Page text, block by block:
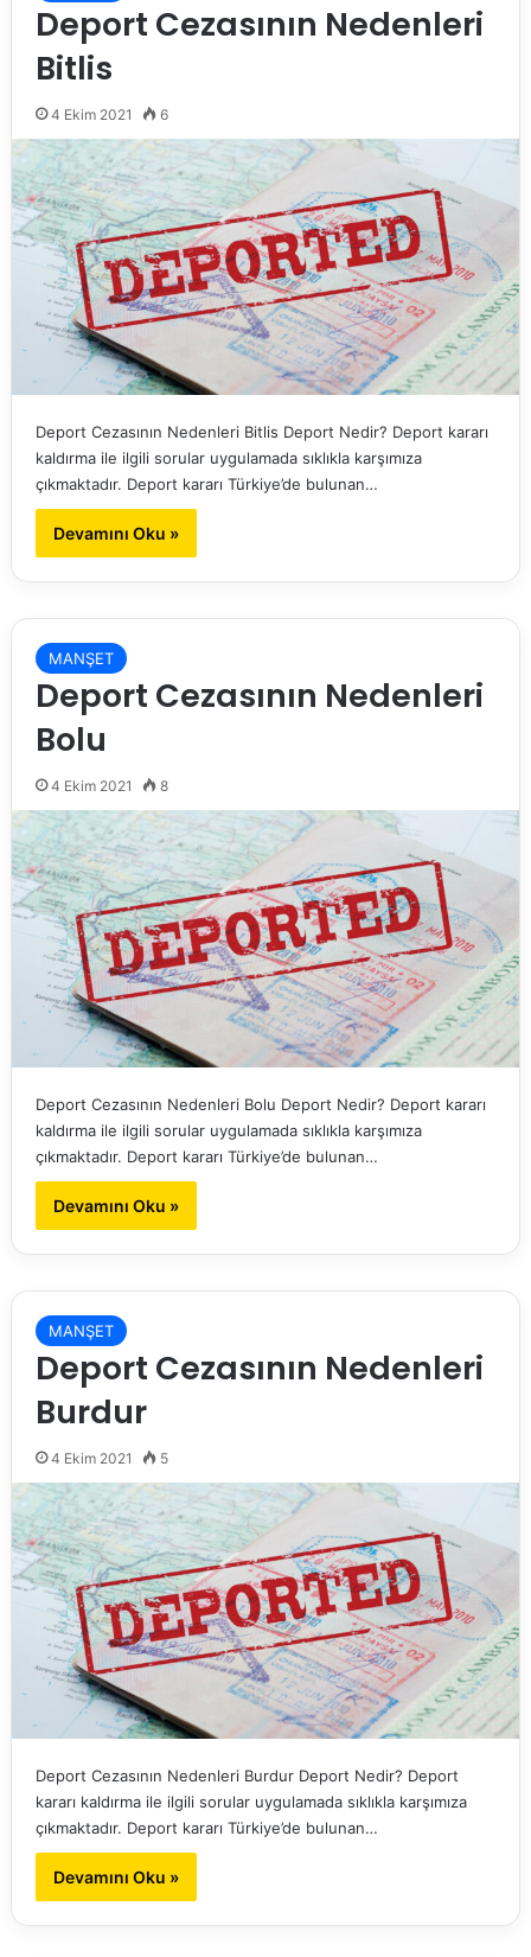
Deport Cezasının Nedenleri
Bitlis
4 Ekim 2021 6
Deport Cezasının Nedenleri Bitlis Deport Nedir? Deport kararı
kaldırma ile ilgili sorular uygulamada sıklıkla karşımıza
çıkmaktadır. Deport kararı Türkiye’de bulunan…
Devamını Oku »
MANŞET
Deport Cezasının Nedenleri
Bolu
4 Ekim 2021 8
Deport Cezasının Nedenleri Bolu Deport Nedir? Deport kararı
kaldırma ile ilgili sorular uygulamada sıklıkla karşımıza
çıkmaktadır. Deport kararı Türkiye’de bulunan…
Devamını Oku »
MANŞET
Deport Cezasının Nedenleri
Burdur
4 Ekim 2021 5
Deport Cezasının Nedenleri Burdur Deport Nedir? Deport
kararı kaldırma ile ilgili sorular uygulamada sıklıkla karşımıza
çıkmaktadır. Deport kararı Türkiye’de bulunan…
Devamını Oku »